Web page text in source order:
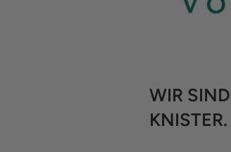
WIR
KNISTER.